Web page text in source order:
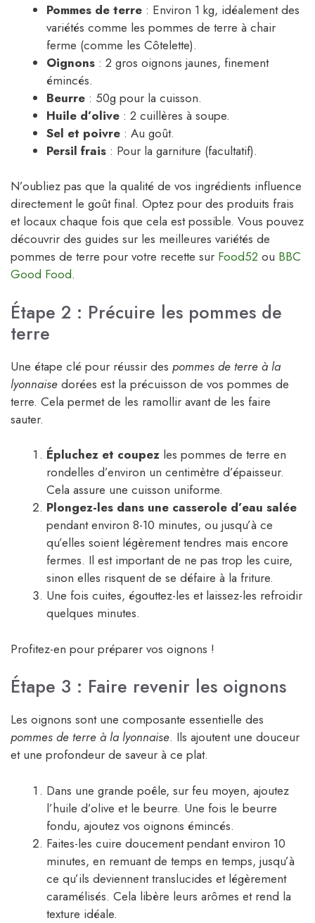
Pommes de terre : Environ 1 kg, idéalement des
variétés comme les pommes de terre à chair
ferme (comme les Côtelette).
Oignons : 2 gros oignons jaunes, finement
émincés.
Beurre : 50g pour la cuisson.
Huile d’olive : 2 cuillères à soupe.
Sel et poivre : Au goût.
Persil frais : Pour la garniture (facultatif).
N’oubliez pas que la qualité de vos ingrédients influence
directement le goût final. Optez pour des produits frais
et locaux chaque fois que cela est possible. Vous pouvez
découvrir des guides sur les meilleures variétés de
pommes de terre pour votre recette sur Food52 ou BBC
Good Food.
Étape 2 : Précuire les pommes de
terre
Une étape clé pour réussir des pommes de terre à la
lyonnaise dorées est la précuisson de vos pommes de
terre. Cela permet de les ramollir avant de les faire
sauter.
Épluchez et coupez les pommes de terre en
rondelles d’environ un centimètre d’épaisseur.
Cela assure une cuisson uniforme.
Plongez-les dans une casserole d’eau salée
pendant environ 8-10 minutes, ou jusqu’à ce
qu’elles soient légèrement tendres mais encore
fermes. Il est important de ne pas trop les cuire,
sinon elles risquent de se défaire à la friture.
Une fois cuites, égouttez-les et laissez-les refroidir
quelques minutes.
Profitez-en pour préparer vos oignons !
Étape 3 : Faire revenir les oignons
Les oignons sont une composante essentielle des
pommes de terre à la lyonnaise. Ils ajoutent une douceur
et une profondeur de saveur à ce plat.
Dans une grande poêle, sur feu moyen, ajoutez
l’huile d’olive et le beurre. Une fois le beurre
fondu, ajoutez vos oignons émincés.
Faites-les cuire doucement pendant environ 10
minutes, en remuant de temps en temps, jusqu’à
ce qu’ils deviennent translucides et légèrement
caramélisés. Cela libère leurs arômes et rend la
texture idéale.